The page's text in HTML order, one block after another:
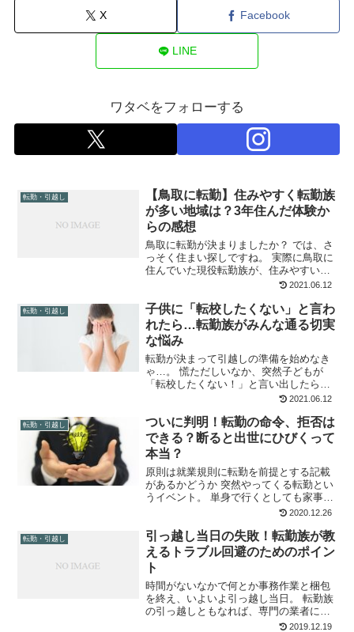
X Facebook
LINE
ワタベをフォローする
転勤・引越し
【鳥取に転勤】住みやすく転勤族
が多い地域は？3年住んだ体験か
らの感想
鳥取に転勤が決まりましたか？ では、さ
っそく住まい探しですね。 実際に鳥取に
住んでいた現役転勤族が、住みやすいエ
リアを教えます！ お急ぎの方に、結論か
うしょう）エリア。 通勤や買い物優先な
ら鳥取駅南（え...
2021.06.12
転勤・引越し
子供に「転校したくない」と言わ
れたら…転勤族がみんな通る切実
な悩み
転勤が決まって引越しの準備を始めなき
ゃ…。 慌ただしいなか、突然子どもが
「転校したくない！」と言い出したらど
うします？ 不登校になったらどうしよ
が出来るだけ平静を装って！ 親が動揺す
ると、子どもも不安定に...
2021.06.12
転勤・引越し
ついに判明！転勤の命令、拒否は
できる？断ると出世にひびくって
本当？
原則は就業規則に転勤を前提とする記載
があるかどうか 突然やってくる転勤とい
うイベント。 単身で行くとしても家事を
夫だけでこなさなくてはならなくなりま
と、子どもの学校、妻の仕事、親の介
護、自宅…様々な要素が...
2020.12.26
転勤・引越し
引っ越し当日の失敗！転勤族が教
えるトラブル回避のためのポイン
ト
時間がないなかで何とか事務作業と梱包
を終え、いよいよ引っ越し当日。 転勤族
の引っ越しともなれば、専門の業者に依
頼することがほとんどでしょう。それで
2019.12.19